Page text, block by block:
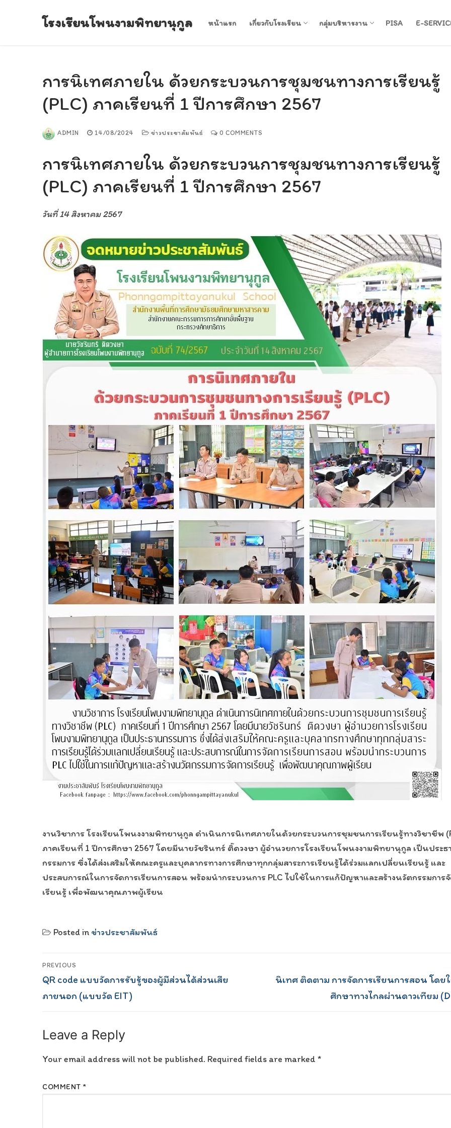
โรงเรียนโพนงามพิทยานุกูล หน้าแรก เกี่ยวกับโรงเรียน กลุ่มบริหารงาน PISA E-
การนิเทศภายใน ด้วยกระบวนการชุมชนทางการเรียนรู้
(PLC) ภาคเรียนที่ 1 ปีการศึกษา 2567
ADMIN 14/08/2024 ข่าวประชาสัมพันธ์ 0 COMMENTS
การนิเทศภายใน ด้วยกระบวนการชุมชนทางการเรียนรู้
(PLC) ภาคเรียนที่ 1 ปีการศึกษา 2567
วันที่ 14 สิงหาคม 2567
งานวิชาการ โรงเรียนโพนงงามพิทยานุกูล ดำเนินการนิเทศภายในด้วยกระบวนการชุมชนการเรียนรู้ทางวิชาชีพ
ภาคเรียนที่ 1 ปีการศึกษา 2567 โดยมีนายวัชรินทร์ ติ๊ดวงษา ผู้อำนวยการโรงเรียนโพนงงามพิทยานุกูล เป็นประธ
กรรมการ ซึ่งได้ส่งเสริมให้คณะครูและบุคลากรทางการศึกษาทุกกลุ่มสาระการเรียนรู้ได้ร่วมแลกเปลี่ยนเรียนรู้ และ
ประสบการณ์ในการจัดการเรียนการสอน พร้อมนำกระบวนการ PLC ไปใช้ในการแก้ปัญหาและสร้างนวัตกรรมการ
เรียนรู้ เพื่อพัฒนาคุณภาพผู้เรียน
Posted in ข่าวประชาสัมพันธ์
Post
navigation
PREVIOUS
Previous
post:
QR code แบบวัดการรับรู้ของผู้มีส่วนได้ส่วนเสีย
ภายนอก (แบบวัด EIT)
Next
นิเทศ ติดตาม การจัดการเรียนการสอน โดย
ศึกษาทางไกลผ่านดาวเทียม
Leave a Reply
Your email address will not be published. Required fields are marked *
COMMENT *